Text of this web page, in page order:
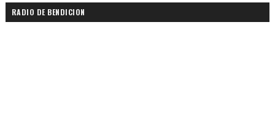
RADIO DE BENDICION